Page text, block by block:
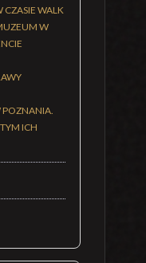
CZASIE WALK
W
POZNANIA.
ICH